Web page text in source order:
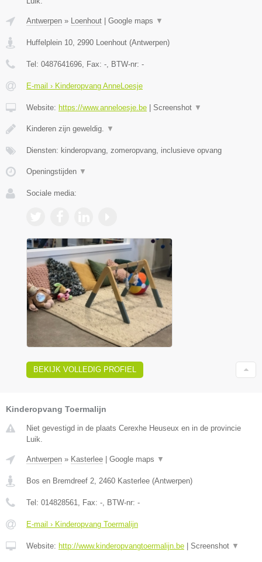
Antwerpen » Loenhout Google maps ▼
Huffelplein 10 2990 Loenhout (Antwerpen)
Tel: 0487641696 , Fax: - , BTW-nr: -
E-mail › Kinderopvang AnneLoesje
Website: https://www.anneloesje.be Screenshot ▼
Kinderen zijn geweldig. ▼
Diensten: kinderopvang, zomeropvang, inclusieve opvang
Openingstijden ▼
Sociale media:
BEKIJK VOLLEDIG PROFIEL
Kinderopvang Toermalijn
Niet gevestigd in de plaats Cerexhe Heuseux en in de provincie
Luik.
Antwerpen » Kasterlee Google maps ▼
Bos en Bremdreef 2, 2460 Kasterlee (Antwerpen)
Tel: 014828561, Fax: -, BTW-nr: -
E-mail › Kinderopvang Toermalijn
Website: http://www.kinderopvangtoermalijn.be Screenshot ▼